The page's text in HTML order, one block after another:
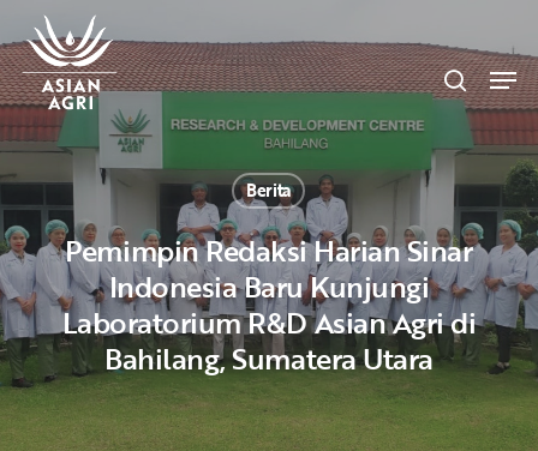
to
main
content
search
Berita
Pemimpin Redaksi Harian Sinar
Indonesia Baru Kunjungi
Laboratorium R&D Asian Agri di
Bahilang, Sumatera Utara